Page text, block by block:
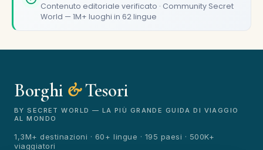
Contenuto editoriale verificato · Community Secret
World — 1M+ luoghi in 62 lingue
Borghi &Tesori
BY SECRET WORLD — LA PIÙ GRANDE GUIDA DI VIAGGIO
AL MONDO
1,3M+ destinazioni · 60+ lingue · 195 paesi · 500K+
viaggiatori